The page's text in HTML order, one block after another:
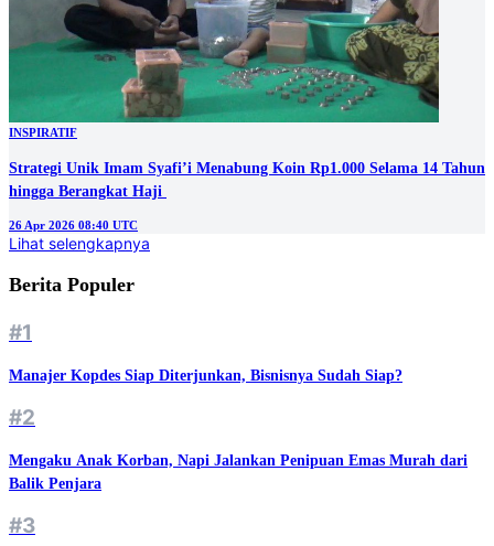
INSPIRATIF
Strategi Unik Imam Syafi’i Menabung Koin Rp1.000 Selama 14 Tahun
hingga Berangkat Haji
26 Apr 2026 08:40 UTC
Lihat selengkapnya
Berita Populer
#1
Manajer Kopdes Siap Diterjunkan, Bisnisnya Sudah Siap?
#2
Mengaku Anak Korban, Napi Jalankan Penipuan Emas Murah dari
Balik Penjara
#3